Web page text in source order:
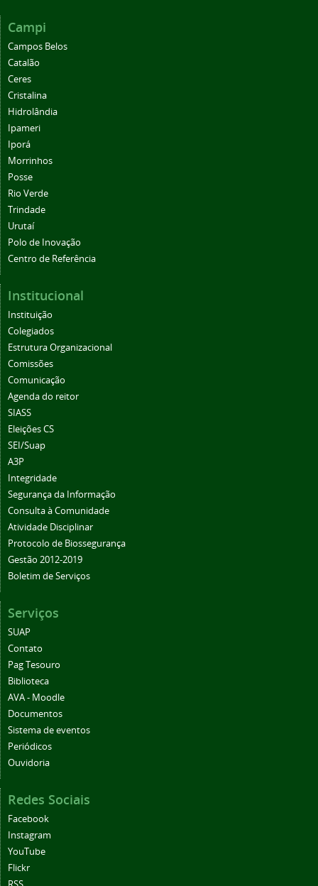
Campi
Campos Belos
Catalão
Ceres
Cristalina
Hidrolândia
Ipameri
Iporá
Morrinhos
Posse
Rio Verde
Trindade
Urutaí
Polo de Inovação
Centro de Referência
Institucional
Instituição
Colegiados
Estrutura Organizacional
Comissões
Comunicação
Agenda do reitor
SIASS
Eleições CS
SEI/Suap
A3P
Integridade
Segurança da Informação
Consulta à Comunidade
Atividade Disciplinar
Protocolo de Biossegurança
Gestão 2012-2019
Boletim de Serviços
Serviços
SUAP
Contato
Pag Tesouro
Biblioteca
AVA - Moodle
Documentos
Sistema de eventos
Periódicos
Ouvidoria
Redes Sociais
Facebook
Instagram
YouTube
Flickr